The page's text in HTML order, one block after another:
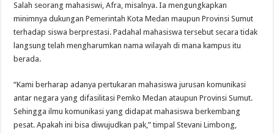
Salah seorang mahasiswi, Afra, misalnya. Ia mengungkapkan
minimnya dukungan Pemerintah Kota Medan maupun Provinsi Sumut
terhadap siswa berprestasi. Padahal mahasiswa tersebut secara tidak
langsung telah mengharumkan nama wilayah di mana kampus itu
berada.
“Kami berharap adanya pertukaran mahasiswa jurusan komunikasi
antar negara yang difasilitasi Pemko Medan ataupun Provinsi Sumut.
Sehingga ilmu komunikasi yang didapat mahasiswa berkembang
pesat. Apakah ini bisa diwujudkan pak,” timpal Stevani Limbong,